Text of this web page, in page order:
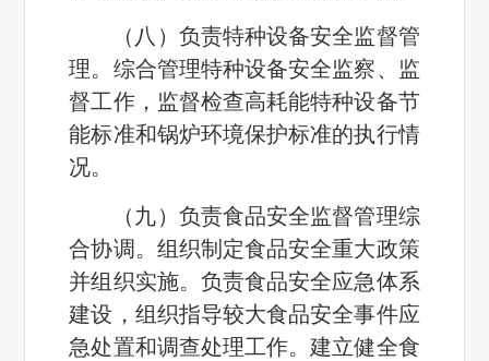
（八）负责特种设备安全监督管
理。综合管理特种设备安全监察、监
督工作，监督检查高耗能特种设备节
能标准和锅炉环境保护标准的执行情
况。
（九）负责食品安全监督管理综
合协调。组织制定食品安全重大政策
并组织实施。负责食品安全应急体系
建设，组织指导较大食品安全事件应
急处置和调查处理工作。建立健全食